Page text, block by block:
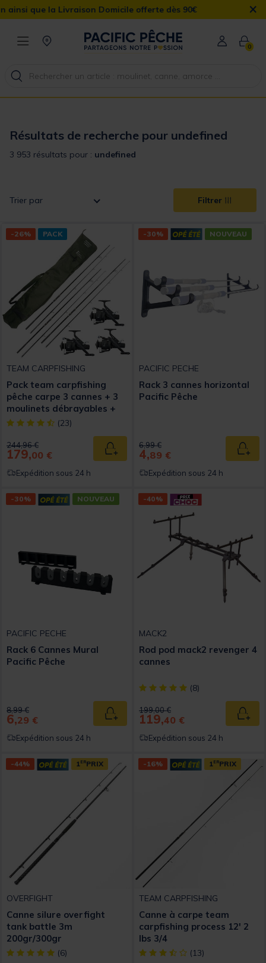
Domicile offerte dès 90€ ×
0
Résultats de recherche pour undefined
3 953 résultats pour : undefined
Trier par Filtrer
-26% PACK
TEAM CARPFISHING
Pack team carpfishing
pêche carpe 3 cannes + 3
moulinets débrayables +
fourreau
[object Object] out of 5 Customer Rating
(23)
Price reduced from
244,96 €to
179,00 € Ajouter au panier
Expédition sous 24 h
-30% NOUVEAU
PACIFIC PECHE
Rack 3 cannes horizontal
Pacific Pêche
Price reduced from
6,99 €to
4,89 €
Expédition sous 24 h
-30% NOUVEAU
PACIFIC PECHE
Rack 6 Cannes Mural
Pacific Pêche
Price reduced from
8,99 €to
6,29 € Ajouter au panier
Expédition sous 24 h
-40%
MACK2
Rod pod mack2 revenger 4
cannes
[object Object] out of 5
(8)
Price reduced from
199,00 €to
119,40 €
Expédition sous 24 h
-44% 1ERPRIX
OVERFIGHT
Canne silure overfight
tank battle 3m
200gr/300gr
[object Object] out of 5 Customer Rating
(6)
-16% 1ERPRIX
TEAM CARPFISHING
Canne à carpe team
carpfishing process 12' 2
lbs 3/4
[object Object] out of 5
(13)